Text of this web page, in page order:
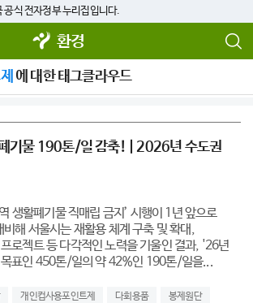
공식 전자정부 누리집입니다.
환경
에 대한 태그클라우드
기물 190톤/일 감축! | 2026년 수도권
생활폐기물 직매립 금지’ 시행이 1년 앞으로
해 서울시는 재활용 체계 구축 및 확대,
로젝트 등 다각적인 노력을 기울인 결과, '26년
표인 450톤/일의 약 42%인 190톤/일을...
개인컵사용포인트제 다회용품 봉제원단